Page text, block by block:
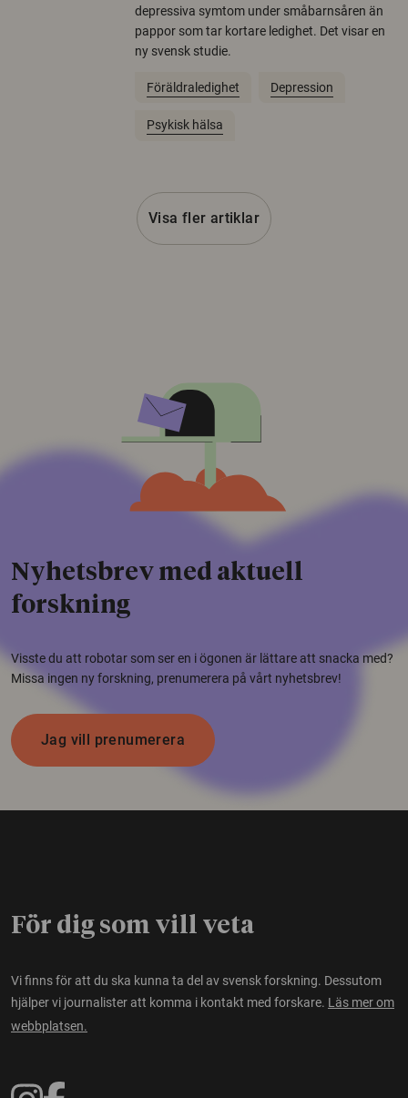
depressiva symtom under småbarnsåren än
pappor som tar kortare ledighet. Det visar en
ny svensk studie.
Föräldraledighet Depression
Psykisk hälsa
Visa fler artiklar
Nyhetsbrev med aktuell
forskning
Visste du att robotar som ser en i ögonen är lättare att snacka med?
Missa ingen ny forskning, prenumerera på vårt nyhetsbrev!
Jag vill prenumerera
För dig som vill veta
Vi finns för att du ska kunna ta del av svensk forskning. Dessutom
hjälper vi journalister att komma i kontakt med forskare. Läs mer om
webbplatsen.